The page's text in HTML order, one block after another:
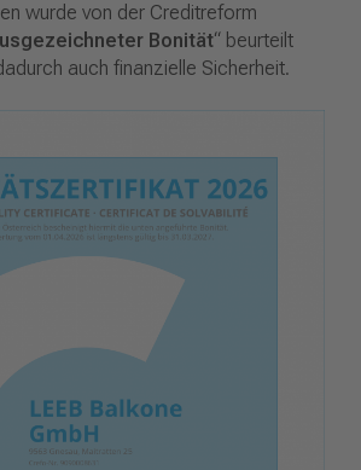
wurde von der Creditreform
Bonität“ beurteilt
auch finanzielle Sicherheit.